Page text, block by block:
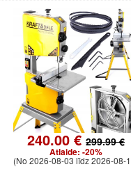
240.00 €299.99 €
Atlaide: -20%
(No 2026-08-03 līdz 2026-08-